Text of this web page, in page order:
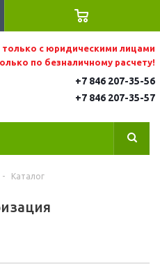
с юридическими лицами
по безналичному расчету!
+7 846 207-35-56
+7 846 207-35-57
- Каталог